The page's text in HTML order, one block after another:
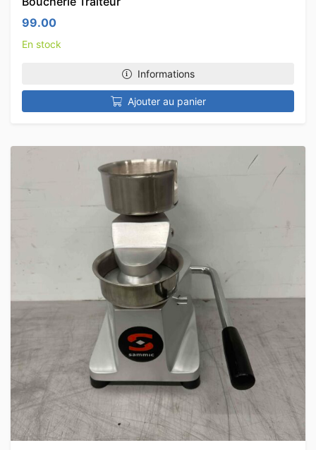
99.00
En stock
Informations
Ajouter au panier